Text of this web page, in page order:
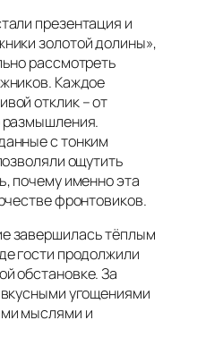
презентация и
золотой долины»,
рассмотреть
Каждое
отклик – от
размышления.
с тонким
ощутить
почему именно эта
фронтовиков.
завершилась тёплым
гости продолжили
обстановке. За
угощениями
мыслями и